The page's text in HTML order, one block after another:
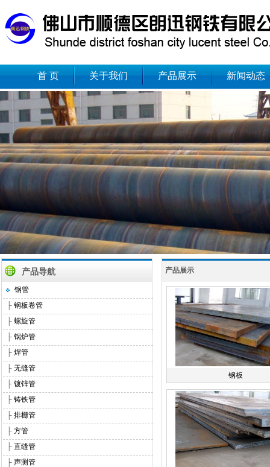
首 页 关于我们 产品展示 新闻动态
产品导航
钢管
├ 钢板卷管
├ 螺旋管
├ 锅炉管
├ 焊管
├ 无缝管
├ 镀锌管
├ 铸铁管
├ 排栅管
├ 方管
├ 直缝管
├ 声测管
产品展示
钢板